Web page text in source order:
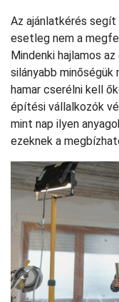
Az ajánlatkérés segít
esetleg nem a
Mindenki hajlamos
silányabb
hamar cserélni kell
építési vállalkozók
mint nap ilyen
ezeknek a